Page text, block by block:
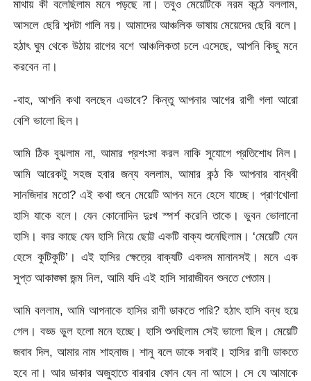
মাথায় কী বলেছিলাম মনে পড়ছে না। তবুও মেয়েটিকে নরম কন্ঠে বললাম,
আসলে ছেরি শব্দটা গালি নয়। আমাদের আঞ্চলিক ভাষায় মেয়েদের ছেরি বলে।
হঠাৎ ঘুম থেকে উঠায় রাগের বশে আঞ্চলিকতা চলে এসেছে, আপনি কিছু মনে
করবেন না।
-বাহ, আপনি কথা বলছেন এভাবে? কিন্তু আপনার আগের রাগী গলা আরো
বেশি ভালো ছিল।
আমি ঠিক বুঝলাম না, আমার প্রশংসা করল নাকি সুযোগে প্রতিশোধ নিল।
আমি আরেকটু সহজ হবার জন্য বললাম, আমার কন্ঠ কি আপনার বান্ধবী
সানজিদার মতো? এই কথা শুনে মেয়েটি আপন মনে হেসে যাচ্ছে। প্রাণখোলা
হাসি যাকে বলে। যেন কোনোদিন দুঃখ স্পর্শ করেনি তাকে। ভুবন ভোলানো
হাসি। কার কাছে যেন হাসি নিয়ে ছোট্ট একটি বাক্য শুনেছিলাম। ‘মেয়েটি যেন
হেসে কুটিকুটি’। এই হাসির ক্ষেত্রে বাক্যটি একদম মানানসই। মনে এক
সুপ্ত আকাঙ্ক্ষা জন্ম নিল, আমি যদি এই হাসি সারাজীবন শুনতে পেতাম।
আমি বললাম, আমি আপনাকে হাসির রাণী ডাকতে পারি? হঠাৎ হাসি বন্ধ হয়ে
গেল। বড্ড ভুল হলো মনে হচ্ছে। হাসি শুনছিলাম সেই ভালো ছিল। মেয়েটি
জবাব দিল, আমার নাম শাহনাজ। শানু বলে ডাকে সবাই। হাসির রাণী ডাকতে
হবে না। আর ডাকার অজুহাতে বারবার ফোন যেন না আসে। সে যে আমাকে